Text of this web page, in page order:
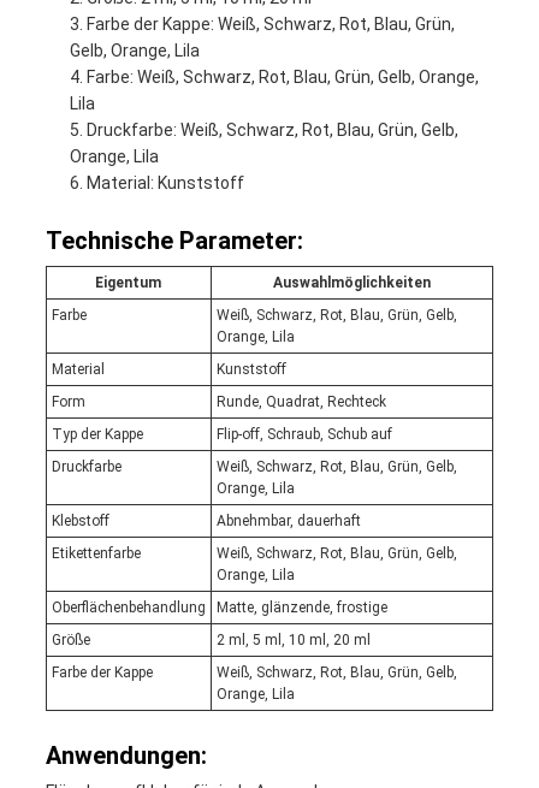
Farbe der Kappe: Weiß, Schwarz, Rot, Blau, Grün,
Gelb, Orange, Lila
Farbe: Weiß, Schwarz, Rot, Blau, Grün, Gelb, Orange,
Lila
Druckfarbe: Weiß, Schwarz, Rot, Blau, Grün, Gelb,
Orange, Lila
Material: Kunststoff
Technische Parameter:
Eigentum
Auswahlmöglichkeiten
Farbe
Weiß, Schwarz, Rot, Blau, Grün, Gelb,
Orange, Lila
Material
Kunststoff
Form
Runde, Quadrat, Rechteck
Typ der Kappe
Flip-off, Schraub, Schub auf
Druckfarbe
Weiß, Schwarz, Rot, Blau, Grün, Gelb,
Orange, Lila
Klebstoff
Abnehmbar, dauerhaft
Etikettenfarbe
Weiß, Schwarz, Rot, Blau, Grün, Gelb,
Orange, Lila
Oberflächenbehandlung
Matte, glänzende, frostige
Größe
2 ml, 5 ml, 10 ml, 20 ml
Farbe der Kappe
Weiß, Schwarz, Rot, Blau, Grün, Gelb,
Orange, Lila
Anwendungen: